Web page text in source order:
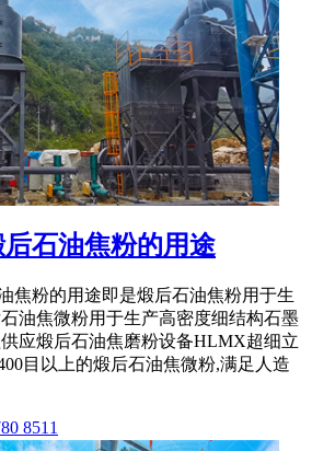
后石油焦粉的用途
焦粉的用途即是煅后石油焦粉用于生
油焦微粉用于生产高密度细结构石墨
应煅后石油焦磨粉设备HLMX超细立
目以上的煅后石油焦微粉,满足人造
8511